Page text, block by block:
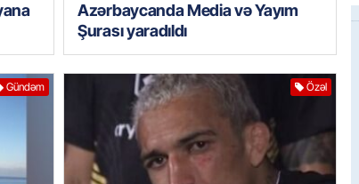
Azərbaycanda Media və Yayım
Şurası yaradıldı
Gündəm Özəl